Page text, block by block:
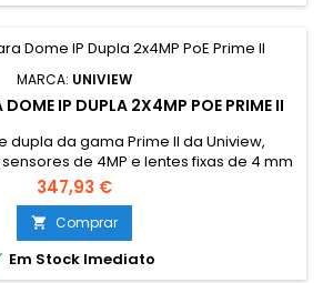
MARCA: UNIVIEW
IP DUPLA 2X4MP POE PRIME II
dupla da gama Prime II da Uniview,
de 4MP e lentes fixas de 4 mm
e monitorização inteligente. Inclui
para imagens nítidas em baixa
130 dB, deteção inteligente SIP e UMD,
de pessoas. Conta ainda com
integrados, slot MicroSD...
347,93 €
 Comprar
Em Stock Imediato